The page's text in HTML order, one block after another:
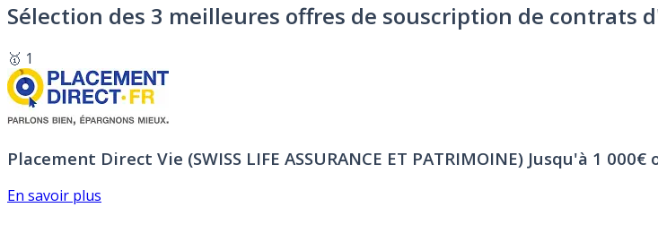
Sélection des 3 meilleures offres de souscription de contrats
🥇 1
Placement Direct Vie (SWISS LIFE ASSURANCE ET PATRIMOINE) Jusqu'à 1
En savoir plus